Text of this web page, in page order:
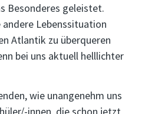
Besonderes geleistet.
Lebenssituation
Atlantik zu überqueren
bei uns aktuell helllichter
wie unangenehm uns